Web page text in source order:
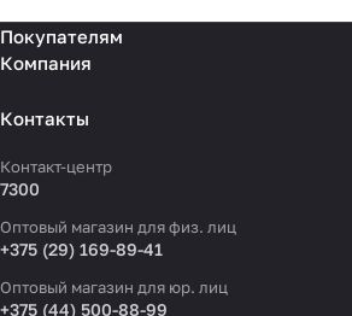
Покупателям
Компания
Контакты
Контакт-центр
7300
Оптовый магазин для физ. лиц
+375 (29) 169-89-41
Оптовый магазин для юр. лиц
+375 (44) 500-88-99